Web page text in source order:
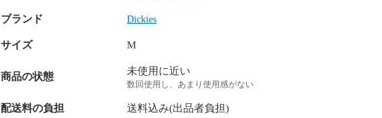
ブランド Dickies
サイズ M
商品の状態 未使用に近い
数回使用し、あまり使用感がない
配送料の負担 送料込み(出品者負担)